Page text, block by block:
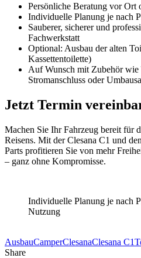
Persönliche Beratung vor Ort
Individuelle Planung je nach
Sauberer, sicherer und
Fachwerkstatt
Optional: Ausbau der alten
Kassettentoilette)
Auf Wunsch mit Zubehör wie
Stromanschluss oder
Jetzt Termin
Machen Sie Ihr Fahrzeug bereit für
Reisens. Mit der Clesana C1 und
Parts profitieren Sie von mehr
– ganz ohne Kompromisse.
Individuelle Planung je nach
Nutzung
AusbauCamperClesanaClesana C1
Share